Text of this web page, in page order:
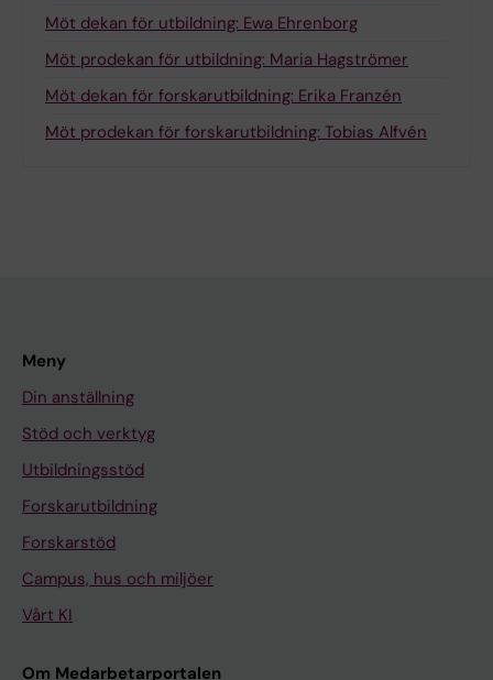
Möt dekan för utbildning: Ewa Ehrenborg
Möt prodekan för utbildning: Maria Hagströmer
Möt dekan för forskarutbildning: Erika Franzén
Möt prodekan för forskarutbildning: Tobias Alfvén
Meny
Din anställning
Stöd och verktyg
Utbildningsstöd
Forskarutbildning
Forskarstöd
Campus, hus och miljöer
Vårt KI
Om Medarbetarportalen